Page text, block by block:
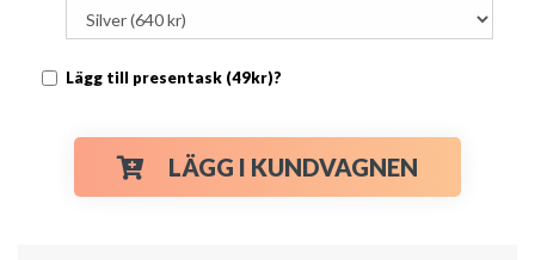
Lägg till presentask (49kr)?
LÄGG I KUNDVAGNEN